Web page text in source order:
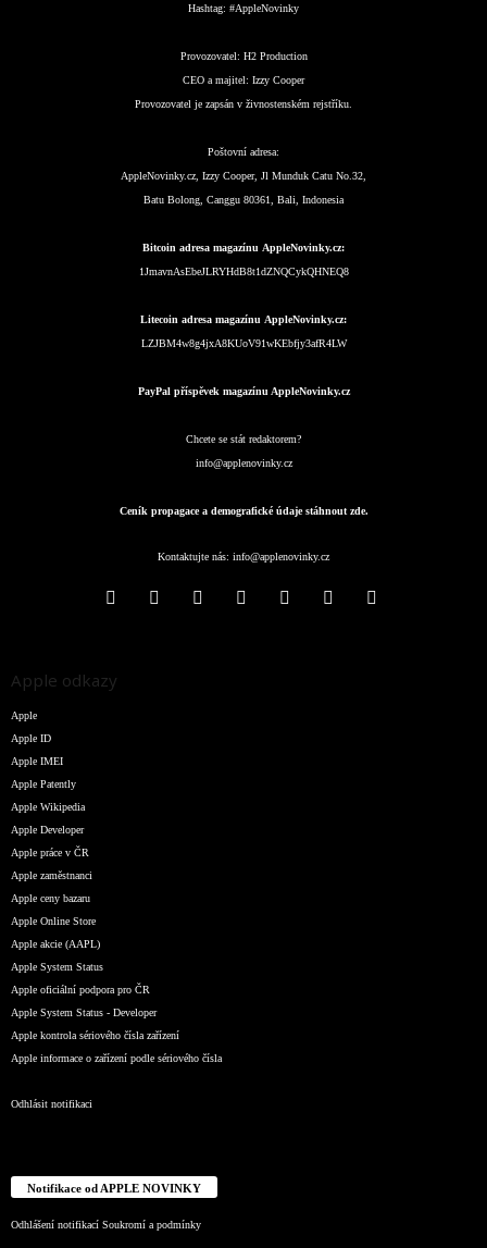
Hashtag: #AppleNovinky
Provozovatel: H2 Production
CEO a majitel: Izzy Cooper
Provozovatel je zapsán v živnostenském rejstříku.
Poštovní adresa:
AppleNovinky.cz, Izzy Cooper, Jl Munduk Catu No.32,
Batu Bolong, Canggu 80361, Bali, Indonesia
Bitcoin adresa magazínu AppleNovinky.cz:
1JmavnAsEbeJLRYHdB8t1dZNQCykQHNEQ8
Litecoin adresa magazínu AppleNovinky.cz:
LZJBM4w8g4jxA8KUoV91wKEbfjy3afR4LW
PayPal příspěvek magazínu AppleNovinky.cz
Chcete se stát redaktorem?
info@applenovinky.cz
Ceník propagace a demografické údaje stáhnout zde.
Kontaktujte nás: info@applenovinky.cz
Apple odkazy
Apple
Apple ID
Apple IMEI
Apple Patently
Apple Wikipedia
Apple Developer
Apple práce v ČR
Apple zaměstnanci
Apple ceny bazaru
Apple Online Store
Apple akcie (AAPL)
Apple System Status
Apple oficiální podpora pro ČR
Apple System Status - Developer
Apple kontrola sériového čísla zařízení
Apple informace o zařízení podle sériového čísla
Odhlásit notifikaci
Notifikace od APPLE NOVINKY
Odhlášení notifikací Soukromí a podmínky